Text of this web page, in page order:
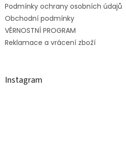
Podmínky ochrany osobních údajů
Obchodní podmínky
VĚRNOSTNÍ PROGRAM
Reklamace a vrácení zboží
Instagram